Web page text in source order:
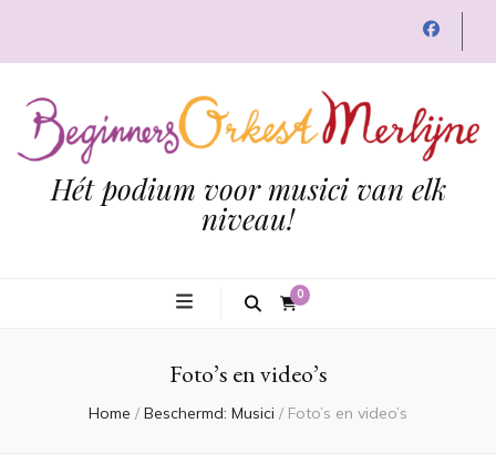
Hét podium voor musici van elk
niveau!
0
Foto’s en video’s
Home / Beschermd: Musici / Foto’s en video’s